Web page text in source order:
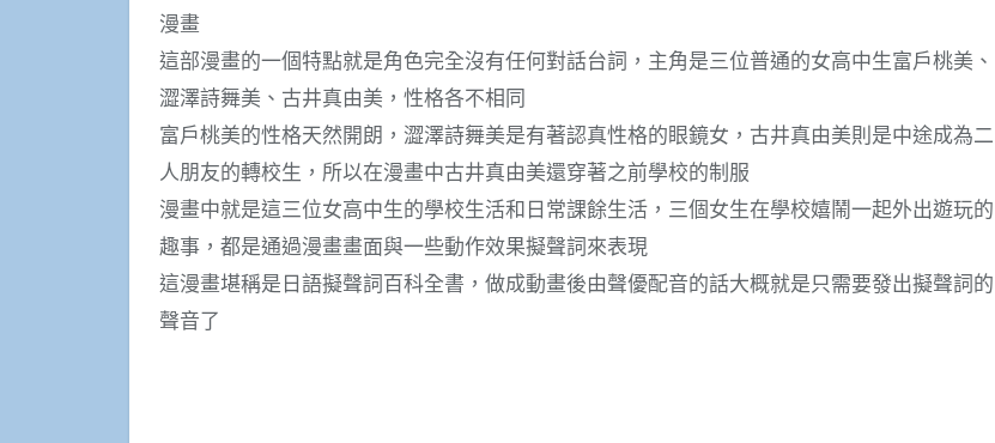
漫畫
這部漫畫的一個特點就是角色完全沒有任何對話台詞，主角是三位普通的女高中生富戶桃美、
澀澤詩舞美、古井真由美，性格各不相同
富戶桃美的性格天然開朗，澀澤詩舞美是有著認真性格的眼鏡女，古井真由美則是中途成為二
人朋友的轉校生，所以在漫畫中古井真由美還穿著之前學校的制服
漫畫中就是這三位女高中生的學校生活和日常課餘生活，三個女生在學校嬉鬧一起外出遊玩的
趣事，都是通過漫畫畫面與一些動作效果擬聲詞來表現
這漫畫堪稱是日語擬聲詞百科全書，做成動畫後由聲優配音的話大概就是只需要發出擬聲詞的
聲音了